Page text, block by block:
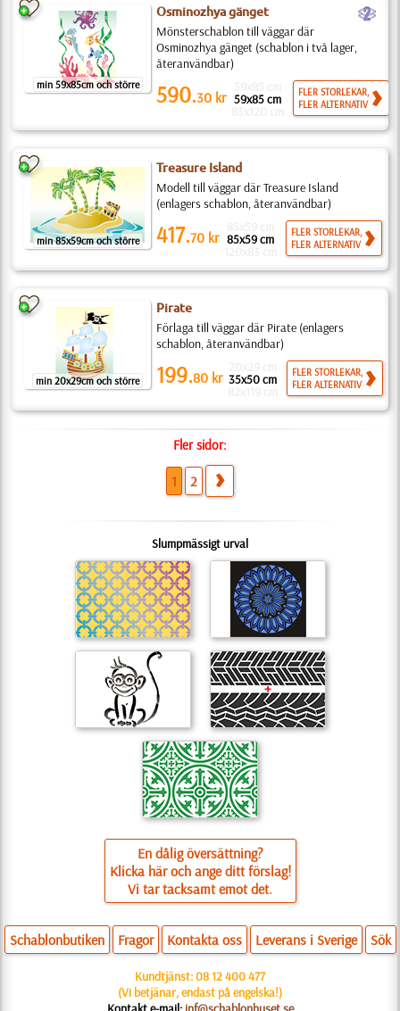
min 59x85cm och större
Osminozhya gänget b
Mönsterschablon till väggar där
Osminozhya gänget (schablon i två lager,
återanvändbar)
590.30 kr 59x85 cm
FLER STORLEKAR,
FLER ALTERNATIV
min 85x59cm och större
Treasure Island
Modell till väggar där Treasure Island
(enlagers schablon, återanvändbar)
417.70 kr 85x59 cm
FLER STORLEKAR,
FLER ALTERNATIV
min 20x29cm och större
Pirate
Förlaga till väggar där Pirate (enlagers
schablon, återanvändbar)
199.80 kr 35x50 cm
FLER STORLEKAR,
FLER ALTERNATIV
Fler sidor:
1 2
Slumpmässigt urval
En dålig översättning?
Klicka här och ange ditt förslag!
Vi tar tacksamt emot det.
Schablonbutiken Fragor Kontakta oss Leverans i Sverige Sök
Kundtjänst:08 12 400 477
(Vi betjänar, endast på engelska!)